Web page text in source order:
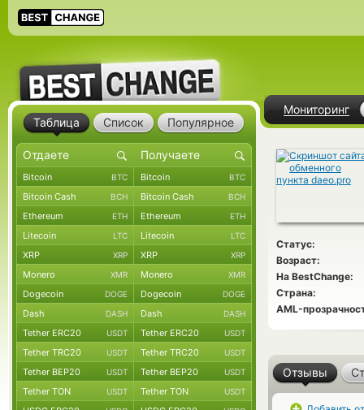
Мониторинг
Статус:
Возраст:
На BestChange:
Страна:
AML-
Отзывы
Таблица Список Популярное
Bitcoin BTC Bitcoin BTC
Bitcoin Cash BCH Bitcoin Cash BCH
Ethereum ETH Ethereum ETH
Litecoin LTC Litecoin LTC
XRP XRP XRP XRP
Monero XMR Monero XMR
Dogecoin DOGE Dogecoin DOGE
Dash DASH Dash DASH
Tether ERC20 USDT Tether ERC20 USDT
Tether TRC20 USDT Tether TRC20 USDT
Tether BEP20 USDT Tether BEP20 USDT
Tether TON USDT Tether TON USDT